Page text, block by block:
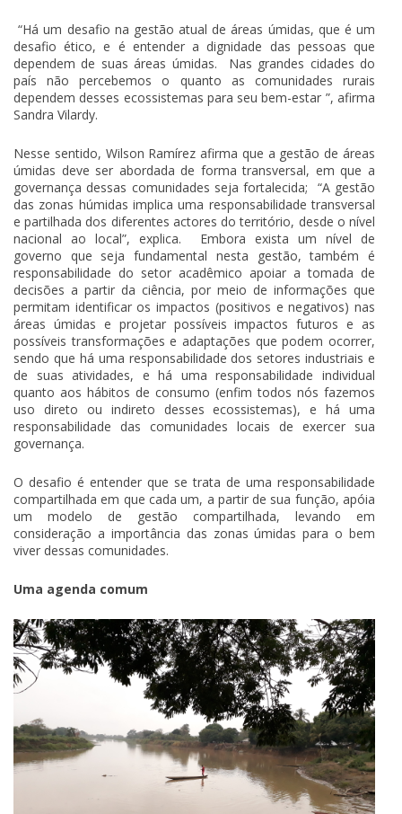
“Há um desafio na gestão atual de áreas úmidas, que é um
desafio ético, e é entender a dignidade das pessoas que
dependem de suas áreas úmidas. Nas grandes cidades do
país não percebemos o quanto as comunidades rurais
dependem desses ecossistemas para seu bem-estar ”, afirma
Sandra Vilardy.
Nesse sentido, Wilson Ramírez afirma que a gestão de áreas
úmidas deve ser abordada de forma transversal, em que a
governança dessas comunidades seja fortalecida; “A gestão
das zonas húmidas implica uma responsabilidade transversal
e partilhada dos diferentes actores do território, desde o nível
nacional ao local”, explica. Embora exista um nível de
governo que seja fundamental nesta gestão, também é
responsabilidade do setor acadêmico apoiar a tomada de
decisões a partir da ciência, por meio de informações que
permitam identificar os impactos (positivos e negativos) nas
áreas úmidas e projetar possíveis impactos futuros e as
possíveis transformações e adaptações que podem ocorrer,
sendo que há uma responsabilidade dos setores industriais e
de suas atividades, e há uma responsabilidade individual
quanto aos hábitos de consumo (enfim todos nós fazemos
uso direto ou indireto desses ecossistemas), e há uma
responsabilidade das comunidades locais de exercer sua
governança.
O desafio é entender que se trata de uma responsabilidade
compartilhada em que cada um, a partir de sua função, apóia
um modelo de gestão compartilhada, levando em
consideração a importância das zonas úmidas para o bem
viver dessas comunidades.
Uma agenda comum